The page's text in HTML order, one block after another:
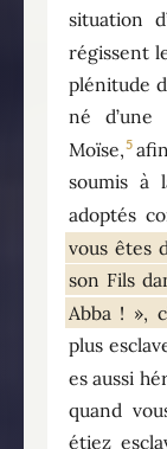
situation
régissent
plénitude
né
Moïse,5
soumis à
adoptés
vous êtes
son Fils
Abba ! »,
plus
es aussi
quand
étiez